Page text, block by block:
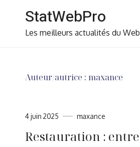
content
StatWebPro
Les meilleurs actualités du Web
Auteur/autrice : maxance
4 juin 2025 maxance
Restauration : entre